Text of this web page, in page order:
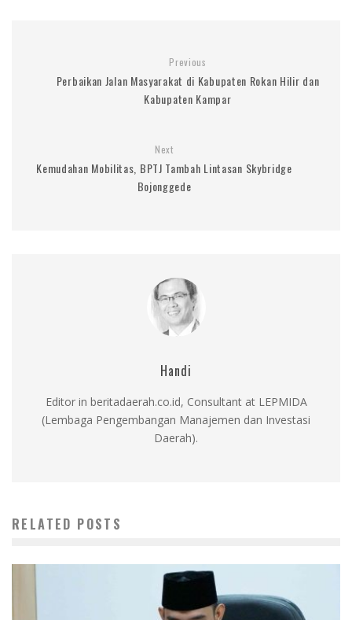
Previous
Perbaikan Jalan Masyarakat di Kabupaten Rokan Hilir dan
Kabupaten Kampar
Next
Kemudahan Mobilitas, BPTJ Tambah Lintasan Skybridge
Bojonggede
Handi
Editor in beritadaerah.co.id, Consultant at LEPMIDA
(Lembaga Pengembangan Manajemen dan Investasi
Daerah).
RELATED POSTS